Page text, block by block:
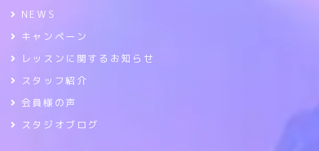
NEWS
キャンペーン
レッスンに関するお知らせ
スタッフ紹介
会員様の声
スタジオブログ